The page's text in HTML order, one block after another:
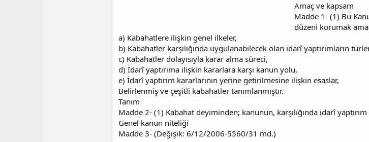
Amaç ve kapsam
Madde 1- (1) Bu
düzeni korumak
a) Kabahatlere ilişkin genel ilkeler,
b) Kabahatler karşılığında uygulanabilecek olan idarî yaptırımların
c) Kabahatler dolayısıyla karar alma süreci,
d) İdarî yaptırıma ilişkin kararlara karşı kanun yolu,
e) İdarî yaptırım kararlarının yerine getirilmesine ilişkin esaslar,
Belirlenmiş ve çeşitli kabahatler tanımlanmıştır.
Tanım
Madde 2- (1) Kabahat deyiminden; kanunun, karşılığında idarî yaptırım
Genel kanun niteliği
Madde 3- (Değişik: 6/12/2006-5560/31 md.)